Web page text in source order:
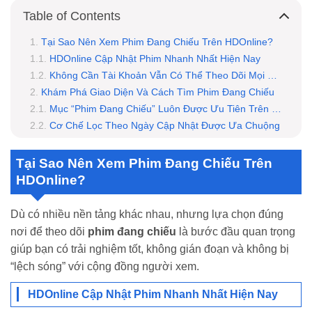
Table of Contents
Tại Sao Nên Xem Phim Đang Chiếu Trên HDOnline?
HDOnline Cập Nhật Phim Nhanh Nhất Hiện Nay
Không Cần Tài Khoản Vẫn Có Thể Theo Dõi Mọi Thứ
Khám Phá Giao Diện Và Cách Tìm Phim Đang Chiếu
Mục “Phim Đang Chiếu” Luôn Được Ưu Tiên Trên Trang Chủ
Cơ Chế Lọc Theo Ngày Cập Nhật Được Ưa Chuộng
Phim Hàn Quốc Dài Tập: Tăng Trưởng Mỗi Tuần
Phim Truyền Hình Việt: Khán Giả Trở Lại Với Thị Trường Nội
Cách Theo Dõi Phim Đang Chiếu Hiệu Quả Trên HDOnline
Bật Thông Báo Tự Động Khi Có Tập Mới
Sử Dụng Chế Độ Ghim Lịch Chiếu
Những Tính Năng Được Fan Cứng Phim Đang Chiếu Ưa Thích
Đánh Giá Theo Tập – Không Chỉ Theo Phim
Gợi Ý Phim Tương Tự Dựa Trên Thời Gian Xem
Kết luận
Tại Sao Nên Xem Phim Đang Chiếu Trên
HDOnline?
Dù có nhiều nền tảng khác nhau, nhưng lựa chọn đúng
nơi để theo dõi phim đang chiếu là bước đầu quan trọng
giúp bạn có trải nghiệm tốt, không gián đoạn và không bị
“lệch sóng” với cộng đồng người xem.
HDOnline Cập Nhật Phim Nhanh Nhất Hiện Nay